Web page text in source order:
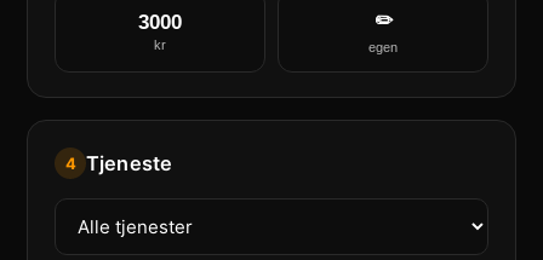
3000
kr
✏️
egen
4 Tjeneste